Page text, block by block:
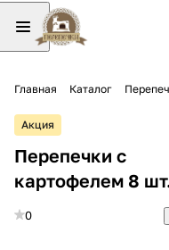
Главная Каталог
Акция
Перепечки с
картофелем 8
0